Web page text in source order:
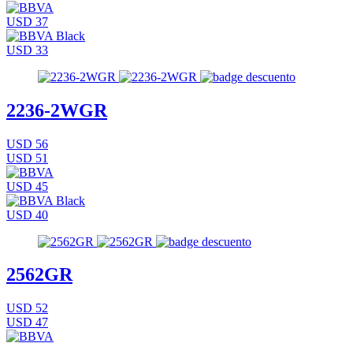
USD 37
USD 33
2236-2WGR
USD 56
USD 51
USD 45
USD 40
2562GR
USD 52
USD 47